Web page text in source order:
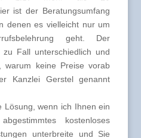
ist der Beratungsumfang
denen es vielleicht nur um
geht. Der
Fall unterschiedlich und
keine Preise vorab
Kanzlei Gerstel genannt
Lösung, wenn ich Ihnen ein
kostenloses
unterbreite und Sie